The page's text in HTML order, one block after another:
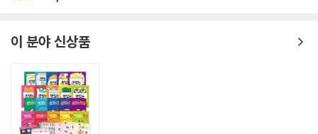
이 분야 신상품